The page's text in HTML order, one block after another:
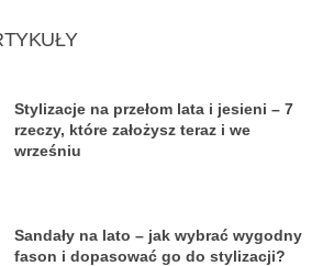
Stylizacje na przełom lata i jesieni – 7
rzeczy, które założysz teraz i we
wrześniu
Sandały na lato – jak wybrać wygodny
fason i dopasować go do stylizacji?